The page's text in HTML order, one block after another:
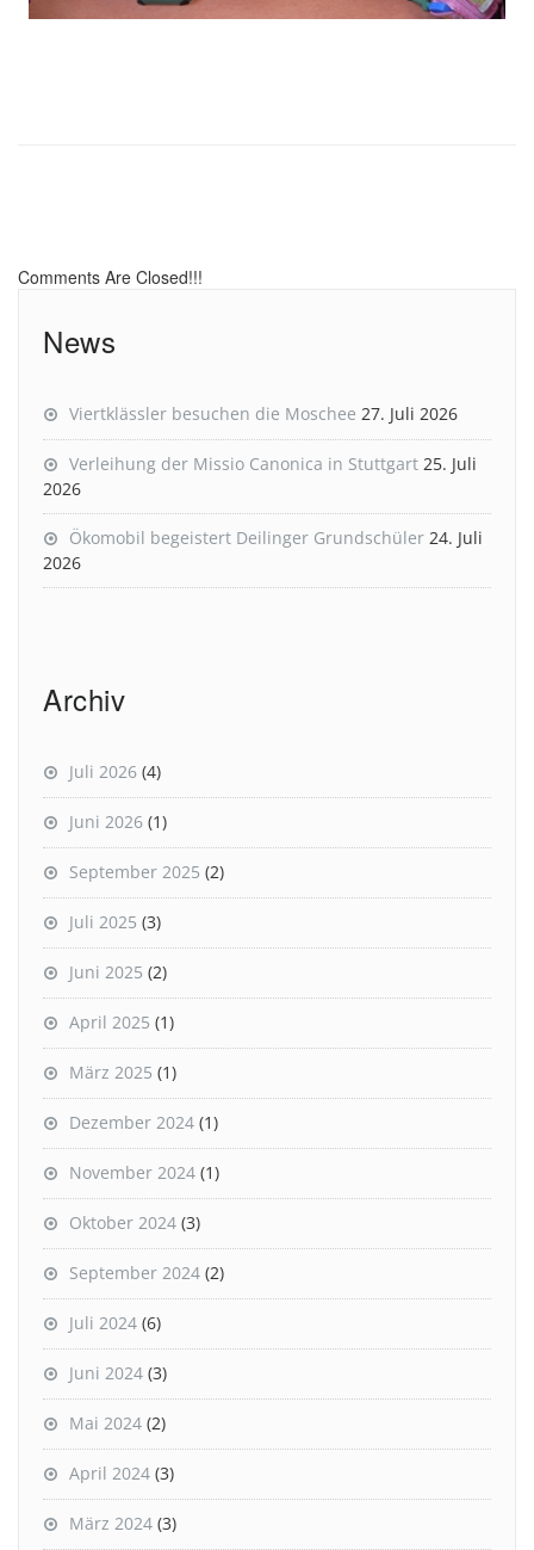
Comments Are Closed!!!
News
Viertklässler besuchen die Moschee 27. Juli 2026
Verleihung der Missio Canonica in Stuttgart 25. Juli
2026
Ökomobil begeistert Deilinger Grundschüler 24. Juli
2026
Archiv
Juli 2026 (4)
Juni 2026 (1)
September 2025 (2)
Juli 2025 (3)
Juni 2025 (2)
April 2025 (1)
März 2025 (1)
Dezember 2024 (1)
November 2024 (1)
Oktober 2024 (3)
September 2024 (2)
Juli 2024 (6)
Juni 2024 (3)
Mai 2024 (2)
April 2024 (3)
März 2024 (3)